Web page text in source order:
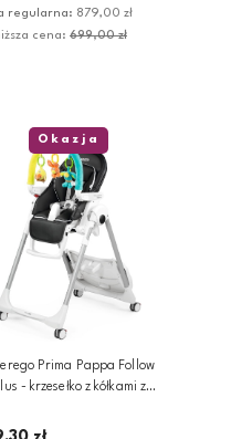
regularna: 879,00 zł
cena: 699,00 zł
Prima Pappa Follow
- krzesełko z kółkami z
Okazja